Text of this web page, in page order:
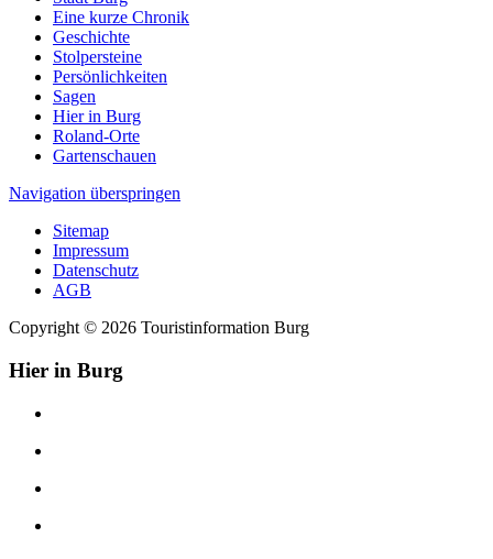
Eine kurze Chronik
Geschichte
Stolpersteine
Persönlichkeiten
Sagen
Hier in Burg
Roland-Orte
Gartenschauen
Navigation überspringen
Sitemap
Impressum
Datenschutz
AGB
Copyright © 2026 Touristinformation Burg
Hier in Burg